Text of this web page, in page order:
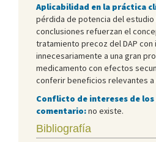
Aplicabilidad en la práctica
pérdida de potencia del estudio
conclusiones refuerzan el
tratamiento precoz del DAP
innecesariamente a una gran
medicamento con efectos
conferir beneficios relevantes
Conflicto de intereses de
comentario:no existe.
Bibliografía